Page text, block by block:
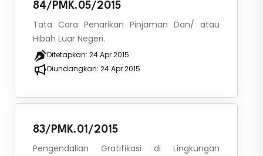
84/PMK.05/2015
Tata Cara Penarikan Pinjaman Dan/ atau
Hibah Luar Negeri.
Ditetapkan: 24 Apr 2015
Diundangkan: 24 Apr 2015
83/PMK.01/2015
Pengendalian Gratifikasi di Lingkungan